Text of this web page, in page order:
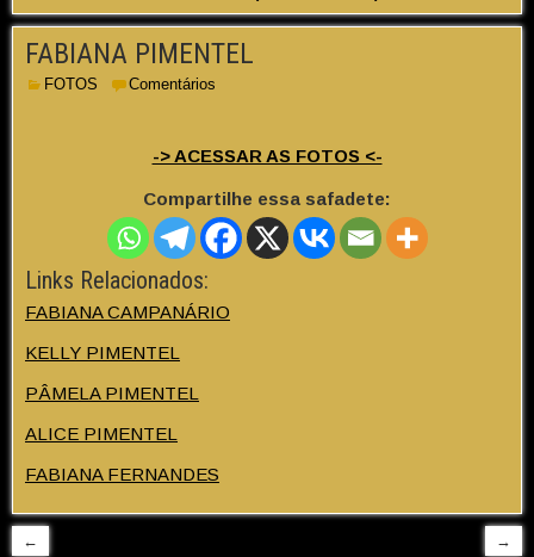
FABIANA PIMENTEL
FOTOS Comentários
-> ACESSAR AS FOTOS <-
Compartilhe essa safadete:
Links Relacionados:
FABIANA CAMPANÁRIO
KELLY PIMENTEL
PÂMELA PIMENTEL
ALICE PIMENTEL
FABIANA FERNANDES
← →